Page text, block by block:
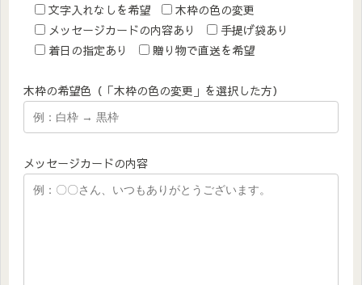
文字入れなしを希望
木枠の色の変更
メッセージカードの内容あり
手提げ袋あり
着日の指定あり
贈り物で直送を希望
木枠の希望色（「木枠の色の変更」を選択した方）
メッセージカードの内容